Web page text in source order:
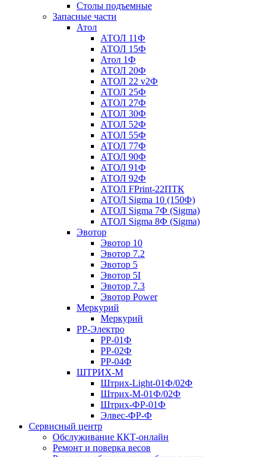
Столы подъемные
Запасные части
Атол
АТОЛ 11Ф
АТОЛ 15Ф
Атол 1Ф
АТОЛ 20Ф
АТОЛ 22 v2Ф
АТОЛ 25Ф
АТОЛ 27Ф
АТОЛ 30Ф
АТОЛ 52Ф
АТОЛ 55Ф
АТОЛ 77Ф
АТОЛ 90Ф
АТОЛ 91Ф
АТОЛ 92Ф
АТОЛ FPrint-22ПТК
АТОЛ Sigma 10 (150Ф)
АТОЛ Sigma 7Ф (Sigma)
АТОЛ Sigma 8Ф (Sigma)
Эвотор
Эвотор 10
Эвотор 7.2
Эвотор 5
Эвотор 5I
Эвотор 7.3
Эвотор Power
Меркурий
Меркурий
РР-Электро
РР-01Ф
РР-02Ф
РР-04Ф
ШТРИХ-М
Штрих-Light-01Ф/02Ф
Штрих-М-01Ф/02Ф
Штрих-ФР-01Ф
Элвес-ФР-Ф
Сервисный центр
Обслуживание ККТ-онлайн
Ремонт и поверка весов